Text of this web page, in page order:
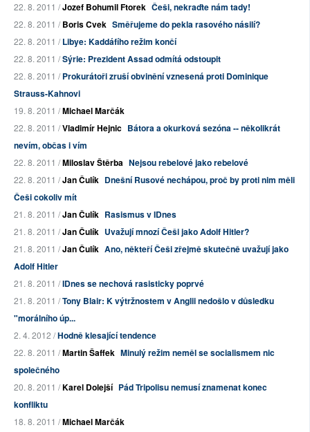
22. 8. 2011 /Jozef Bohumil Ftorek Češi, nekraďte nám tady!
22. 8. 2011 /Boris Cvek Směřujeme do pekla rasového násilí?
22. 8. 2011 /Libye: Kaddáfího režim končí
22. 8. 2011 /Sýrie: Prezident Assad odmítá odstoupit
22. 8. 2011 /Prokurátoři zruší obvinění vznesená proti Dominique
Strauss-Kahnovi
19. 8. 2011 /Michael Marčák
22. 8. 2011 /Vladimír Hejnic Bátora a okurková sezóna -- několikrát
nevím, občas i vím
22. 8. 2011 /Miloslav Štěrba Nejsou rebelové jako rebelové
22. 8. 2011 /Jan Čulík Dnešní Rusové nechápou, proč by proti nim měli
Češi cokoliv mít
21. 8. 2011 /Jan Čulík Rasismus v IDnes
21. 8. 2011 /Jan Čulík Uvažují mnozí Češi jako Adolf Hitler?
21. 8. 2011 /Jan Čulík Ano, někteří Češi zřejmě skutečně uvažují jako
Adolf Hitler
21. 8. 2011 /IDnes se nechová rasisticky poprvé
21. 8. 2011 /Tony Blair: K výtržnostem v Anglii nedošlo v důsledku
"morálního úp...
2. 4. 2012 /Hodně klesající tendence
22. 8. 2011 /Martin Šaffek Minulý režim neměl se socialismem nic
společného
20. 8. 2011 /Karel Dolejší Pád Tripolisu nemusí znamenat konec
konfliktu
18. 8. 2011 /Michael Marčák